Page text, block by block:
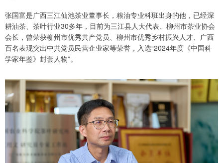
张国富是广西三江仙池茶业董事长，粮油专业科班出身的他，已经深
耕油茶、茶叶行业30多年，目前为三江县人大代表、柳州市茶业协会
会长，曾荣获柳州市优秀共产党员、柳州市优秀乡村振兴人才、广西
百名表现突出中共党员民营企业家等荣誉，入选“2024年度《中国科
学家年鉴》封套人物”。